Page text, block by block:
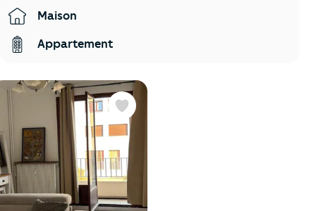
Maison
Appartement
Favoris